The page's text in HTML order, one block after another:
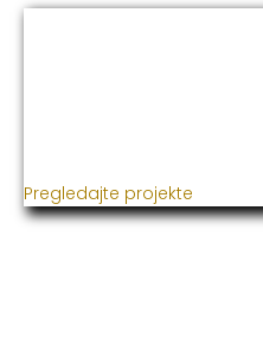
Pregledajte projekte